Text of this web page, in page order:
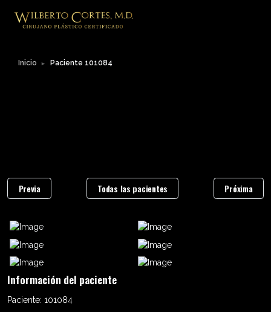
Inicio ► Paciente 101084
Previa Todas las pacientes Próxima
Información del paciente
Paciente: 101084